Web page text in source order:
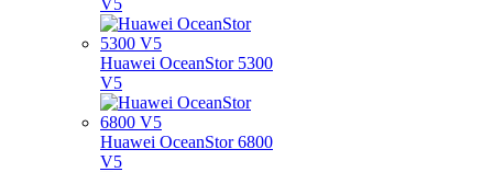
V5
Huawei OceanStor 5300
V5
Huawei OceanStor 6800
V5